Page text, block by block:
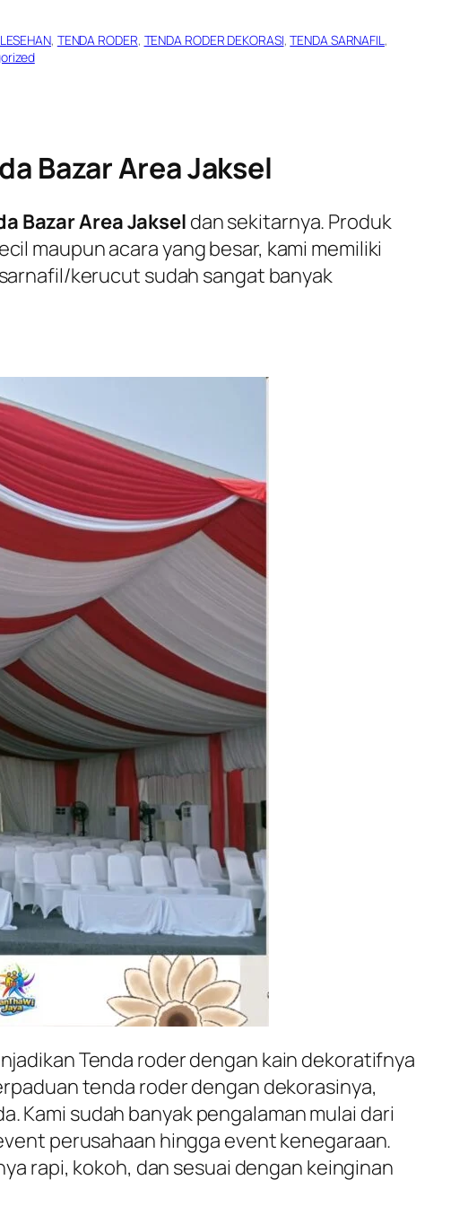
, TENDA RODER, TENDA RODER DEKORASI, TENDA SARNAFIL
Bazar Area Jaksel
Bazar Area Jaksel dan sekitarnya. Produk
maupun acara yang besar, kami memiliki
kerucut sudah sangat banyak
Tenda roder dengan kain dekoratifnya
tenda roder dengan dekorasinya,
Kami sudah banyak pengalaman mulai dari
perusahaan hingga event kenegaraan.
rapi, kokoh, dan sesuai dengan keinginan